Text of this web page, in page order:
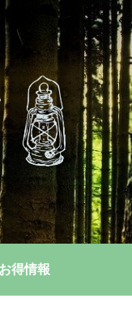
お得情報